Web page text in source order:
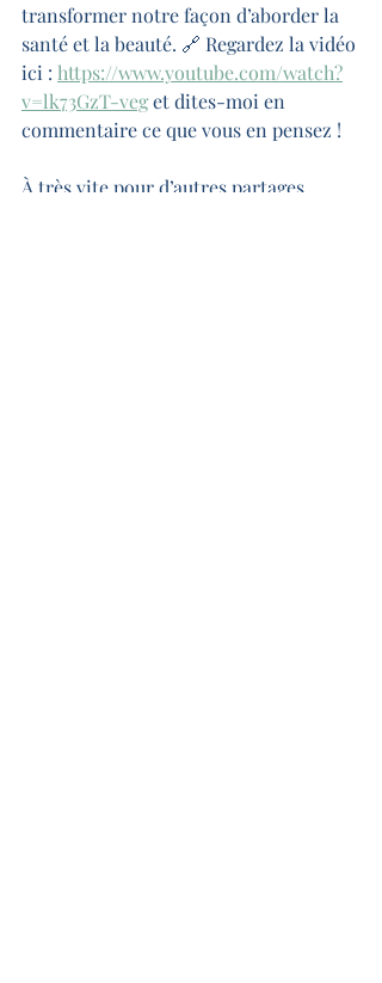
transformer notre façon d’aborder la
santé et la beauté. 🔗 Regardez la vidéo
ici : https://www.youtube.com/watch?
v=lk73GzT-veg et dites-moi en
commentaire ce que vous en pensez !
À très vite pour d’autres partages